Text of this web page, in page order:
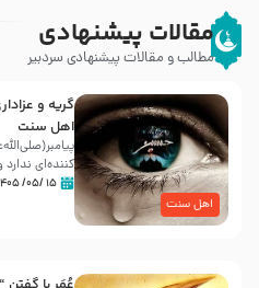
مقالات پیشنهادی
مطالب و مقالات پیشنهادی سردبیر
اهل سنت
گریه و
اهل سنت
کننده‌ای
۱۵ /۰۵/ ۱۴۰۵